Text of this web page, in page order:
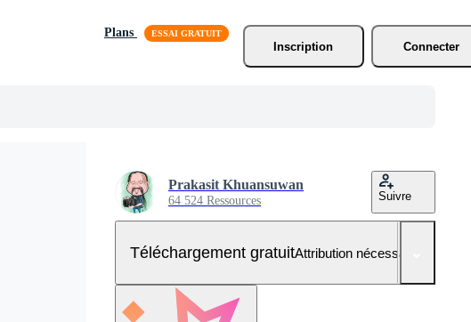
Plans
Inscription
Connecter
Prakasit Khuansuwan
64 524 Ressources Suivre
Téléchargement gratuitAttribution nécessaire